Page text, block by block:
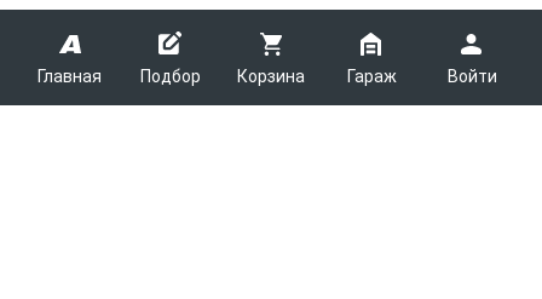
Главная Подбор Корзина Гараж Войти